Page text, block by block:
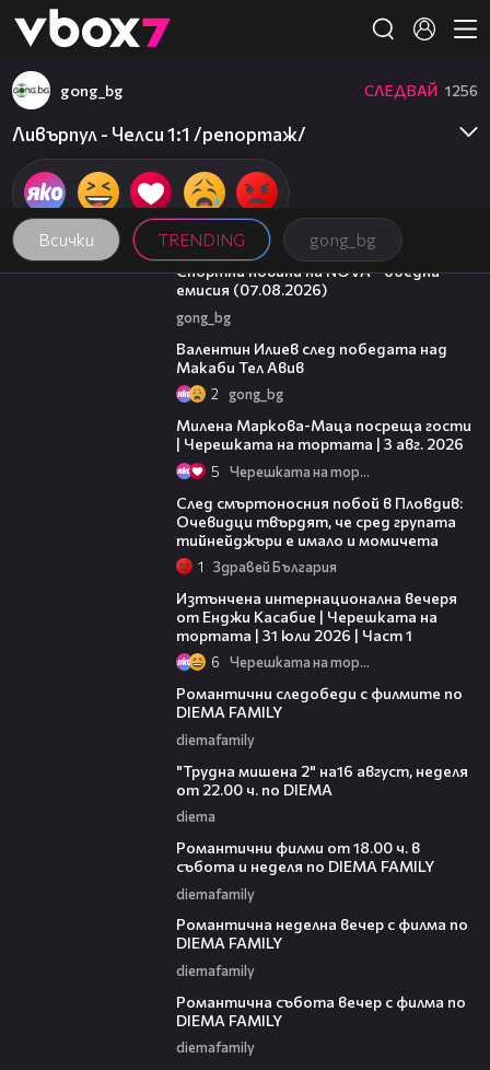
👾
Всички TRENDING gong_bg
gong_bg СЛЕДВАЙ 1256
Ливърпул - Челси 1:1 /репортаж/
04:03
Спортни новини на NOVA - обедна
емисия (07.08.2026)
gong_bg
Валентин Илиев след победата над
Макаби Тел Авив
2 gong_bg
Милена Маркова-Маца посреща гости
| Черешката на тортата | 3 авг. 2026
5 Черешката на тортата
След смъртоносния побой в Пловдив:
Очевидци твърдят, че сред групата
тийнейджъри е имало и момичета
1 Здравей България
Изтънчена интернационална вечеря
от Енджи Касабие | Черешката на
тортата | 31 юли 2026 | Част 1
6 Черешката на тортата
Романтични следобеди с филмите по
DIEMA FAMILY
diemafamily
"Трудна мишена 2" на16 август, неделя
от 22.00 ч. по DIEMA
diema
Романтични филми от 18.00 ч. в
събота и неделя по DIEMA FAMILY
diemafamily
Романтичнa неделна вечер с филма по
DIEMA FAMILY
diemafamily
Романтичнa събота вечер с филма по
DIEMA FAMILY
diemafamily